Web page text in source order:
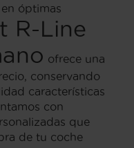
óptimas
R-Line
ofrece una
conservando
características
con
que
de tu coche